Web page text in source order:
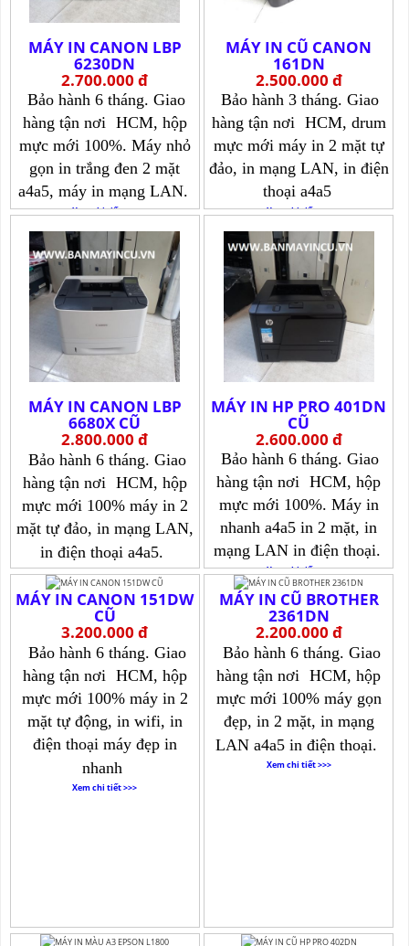
MÁY IN CANON LBP
6230DN
2.700.000 đ
Bảo hành 6 tháng. Giao
hàng tận nơi HCM, hộp
mực mới 100%. Máy nhỏ
gọn in trắng đen 2 mặt
a4a5, máy in mạng LAN.
Xem chi tiết >>>
MÁY IN CŨ CANON
161DN
2.500.000 đ
Bảo hành 3 tháng. Giao
hàng tận nơi HCM, drum
mực mới máy in 2 mặt tự
đảo, in mạng LAN, in điện
thoại a4a5
Xem chi tiết >>>
MÁY IN CANON LBP
6680X CŨ
2.800.000 đ
Bảo hành 6 tháng. Giao
hàng tận nơi HCM, hộp
mực mới 100% máy in 2
mặt tự đảo, in mạng LAN,
in điện thoại a4a5.
Xem chi tiết >>>
MÁY IN HP PRO 401DN
CŨ
2.600.000 đ
Bảo hành 6 tháng. Giao
hàng tận nơi
HCM, hộp
mực mới 100%. Máy in
nhanh a4a5 in 2 mặt, in
mạng LAN in điện thoại.
Xem chi tiết >>>
MÁY IN CANON 151DW
CŨ
3.200.000 đ
Bảo hành 6 tháng. Giao
hàng tận nơi HCM, hộp
mực mới 100% máy in 2
mặt tự động, in wifi, in
điện thoại máy đẹp in
nhanh
Xem chi tiết >>>
MÁY IN CŨ BROTHER
2361DN
2.200.000 đ
Bảo hành 6 tháng. Giao
hàng tận nơi
HCM, hộp
mực mới 100% máy gọn
đẹp, in 2 mặt, in mạng
LAN a4a5 in điện thoại.
Xem chi tiết >>>